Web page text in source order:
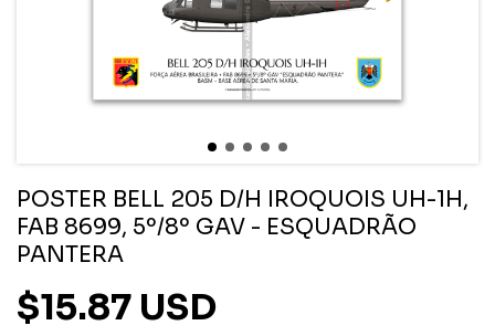
POSTER BELL 205 D/H IROQUOIS UH-1H,
FAB 8699, 5º/8º GAV - ESQUADRÃO
PANTERA
$15.87 USD